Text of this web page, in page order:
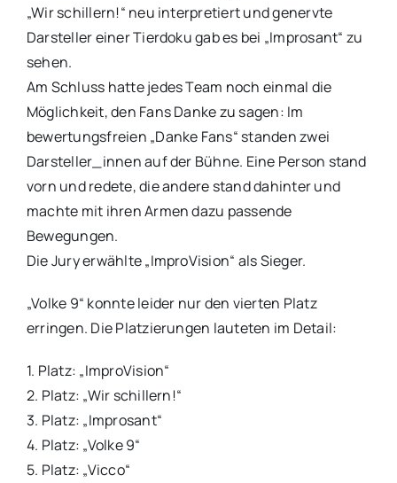
„Wir schillern!“ neu interpretiert und genervte
Darsteller einer Tierdoku gab es bei „Improsant“ zu
sehen.
Am Schluss hatte jedes Team noch einmal die
Möglichkeit, den Fans Danke zu sagen: Im
bewertungsfreien „Danke Fans“ standen zwei
Darsteller_innen auf der Bühne. Eine Person stand
vorn und redete, die andere stand dahinter und
machte mit ihren Armen dazu passende
Bewegungen.
Die Jury erwählte „ImproVision“ als Sieger.
„Volke 9“ konnte leider nur den vierten Platz
erringen. Die Platzierungen lauteten im Detail:
1. Platz: „ImproVision“
2. Platz: „Wir schillern!“
3. Platz: „Improsant“
4. Platz: „Volke 9“
5. Platz: „Vicco“